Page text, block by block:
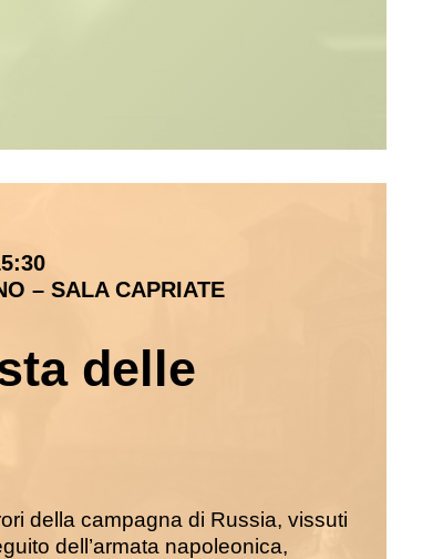
– SALA CAPRIATE
delle
della campagna di Russia, vissuti
dell’armata napoleonica,